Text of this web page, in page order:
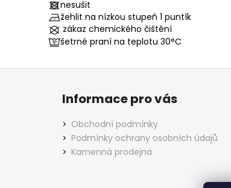
nesušit
žehlit na nízkou stupeň 1 puntík
zákaz chemického čištění
šetrné praní na teplotu 30°C
Z
Informace pro vás
Obchodní podmínky
Podmínky ochrany osobních údajů
Kamenná prodejna